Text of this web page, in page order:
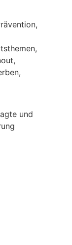
und